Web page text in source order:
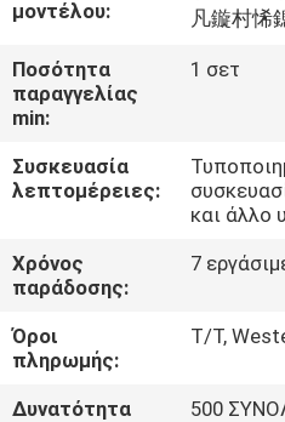
ΠΟΙΟΤΙΚΌΣ
ΈΛΕΓΧΟΣ
ΜΑΣ
ΕΛΆΤΕ
ΕΠΑΦΉ
ΜΕ
ΕΙΔΉΣΕΙΣ
μοντέλου:
凡鏇村悕
Ποσότητα
παραγγελίας
min:
1 σετ
Συσκευασία
λεπτομέρειες:
και άλλο
Χρόνος
παράδοσης:
7
Όροι
πληρωμής:
T/T,
Δυνατότητα
500